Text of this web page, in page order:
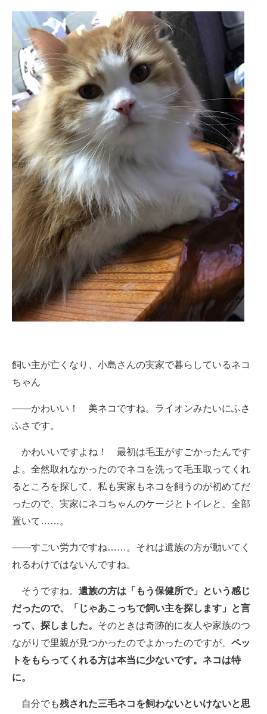
飼い主が亡くなり、小島さんの実家で暮らしているネコ
ちゃん
――かわいい！ 美ネコですね。ライオンみたいにふさ
ふさです。
かわいいですよね！ 最初は毛玉がすごかったんです
よ。全然取れなかったのでネコを洗って毛玉取ってくれ
るところを探して、私も実家もネコを飼うのが初めてだ
ったので、実家にネコちゃんのケージとトイレと、全部
置いて……。
――すごい労力ですね……。それは遺族の方が動いてく
れるわけではないんですね。
そうですね。 遺族の方は「もう保健所で」という感じ
だったので、「じゃあこっちで飼い主を探します」と言
って、探しました。 そのときは奇跡的に友人や家族のつ
ながりで里親が見つかったのでよかったのですが、 ペッ
トをもらってくれる方は本当に少ないです。ネコは特
に。
自分でも残された三毛ネコを飼わないといけないと思